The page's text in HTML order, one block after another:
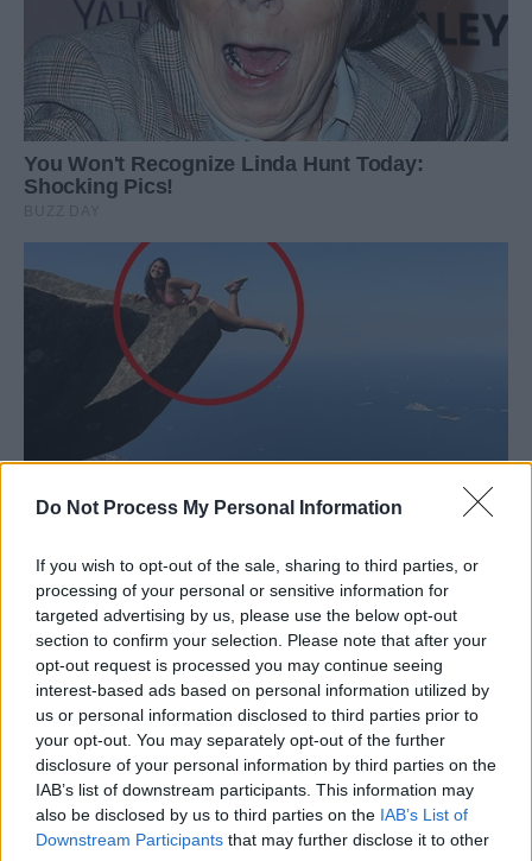
Do Not Process My Personal Information
If you wish to opt-out of the sale, sharing to third parties, or
processing of your personal or sensitive information for
targeted advertising by us, please use the below opt-out
section to confirm your selection. Please note that after your
opt-out request is processed you may continue seeing
interest-based ads based on personal information utilized by
us or personal information disclosed to third parties prior to
your opt-out. You may separately opt-out of the further
disclosure of your personal information by third parties on the
IAB’s list of downstream participants. This information may
also be disclosed by us to third parties on the IAB’s List of
Downstream Participants that may further disclose it to other